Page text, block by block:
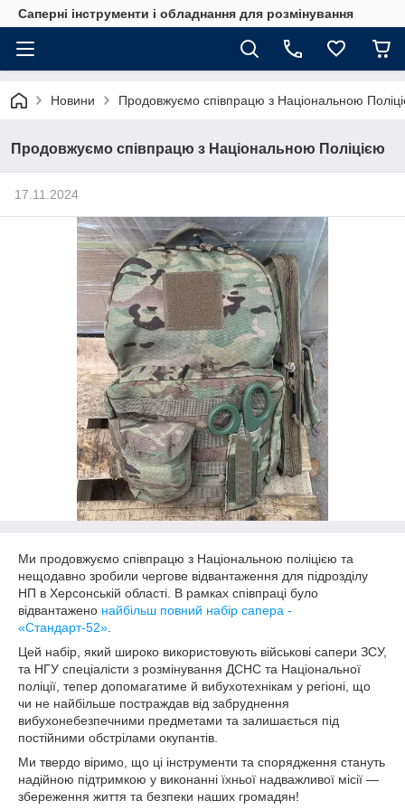
Саперні інструменти і обладнання для розмінування
Новини Продовжуємо співпрацю з Національною
Продовжуємо співпрацю з Національною Поліцією
17.11.2024
Ми продовжуємо співпрацю з Національною поліцією та
нещодавно зробили чергове відвантаження для підрозділу
НП в Херсонській області. В рамках співпраці було
відвантажено найбільш повний набір сапера -
«Стандарт-52»
Цей набір, який широко використовують військові сапери ЗСУ,
та НГУ спеціалісти з розмінування ДСНС та Національної
поліції, тепер допомагатиме й вибухотехнікам у регіоні, що
чи не найбільше постраждав від забруднення
вибухонебезпечними предметами та залишається під
постійними обстрілами окупантів.
Ми твердо віримо, що ці інструменти та спорядження стануть
надійною підтримкою у виконанні їхньої надважливої місії —
збереження життя та безпеки наших громадян!